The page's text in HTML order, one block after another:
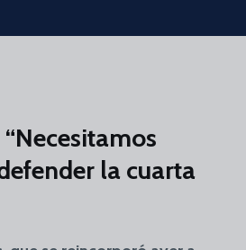
la cuarta